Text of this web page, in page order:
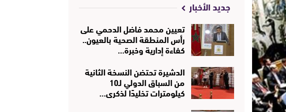
جديد الأخبار
تعيين محمد فاضل الدحمي على
رأس المنطقة الصحية بالعيون..
كفاءة إدارية وخبرة…
الدشيرة تحتضن النسخة الثانية
من السباق الدولي لـ10
كيلومترات تخليدًا لذكرى…